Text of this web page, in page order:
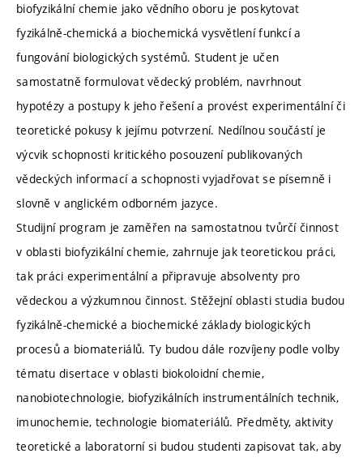
biofyzikální chemie jako vědního oboru je poskytovat
fyzikálně-chemická a biochemická vysvětlení funkcí a
fungování biologických systémů. Student je učen
samostatně formulovat vědecký problém, navrhnout
hypotézy a postupy k jeho řešení a provést experimentální či
teoretické pokusy k jejímu potvrzení. Nedílnou součástí je
výcvik schopnosti kritického posouzení publikovaných
vědeckých informací a schopnosti vyjadřovat se písemně i
slovně v anglickém odborném jazyce.
Studijní program je zaměřen na samostatnou tvůrčí činnost
v oblasti biofyzikální chemie, zahrnuje jak teoretickou práci,
tak práci experimentální a připravuje absolventy pro
vědeckou a výzkumnou činnost. Stěžejní oblasti studia budou
fyzikálně-chemické a biochemické základy biologických
procesů a biomateriálů. Ty budou dále rozvíjeny podle volby
tématu disertace v oblasti biokoloidní chemie,
nanobiotechnologie, biofyzikálních instrumentálních technik,
imunochemie, technologie biomateriálů. Předměty, aktivity
teoretické a laboratorní si budou studenti zapisovat tak, aby